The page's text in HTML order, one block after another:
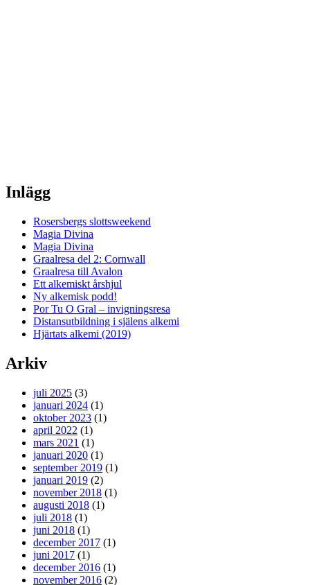
Inlägg
Rosersbergs slottsweekend
Magia Divina
Magia Divina
Graalresa del 2: Cornwall
Graalresa till Avalon
Ett alkemiskt årshjul
Ny alkemisk podd!
Por Tu O Gral – invigningsresa
Distansutbildning i själens alkemi
Hjärtats alkemi (2019)
Arkiv
juli 2025 (3)
januari 2024 (1)
oktober 2023 (1)
april 2022 (1)
mars 2021 (1)
januari 2020 (1)
september 2019 (1)
januari 2019 (2)
november 2018 (1)
augusti 2018 (1)
juli 2018 (1)
juni 2018 (1)
december 2017 (1)
juni 2017 (1)
december 2016 (1)
november 2016 (2)